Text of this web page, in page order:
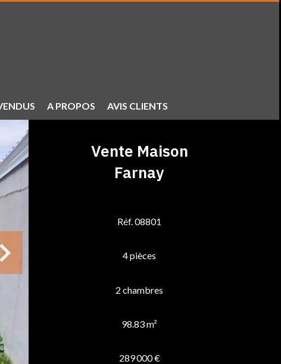
A PROPOS AVIS CLIENTS
Vente Maison
Farnay
Réf. 08801
4 pièces
2 chambres
98.83 m²
289 000 €